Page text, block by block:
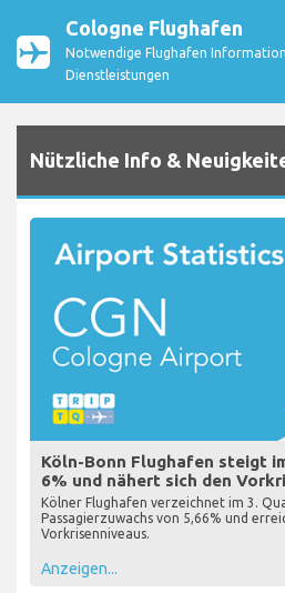
Cologne Flughafen
Notwendige Flughafen
Dienstleistungen
Nützliche Info &
Köln-Bonn Flughafen steigt
6% und nähert sich den
Kölner Flughafen verzeichnet im 3.
Passagierzuwachs von 5,66% und
Vorkrisenniveaus.
Anzeigen...